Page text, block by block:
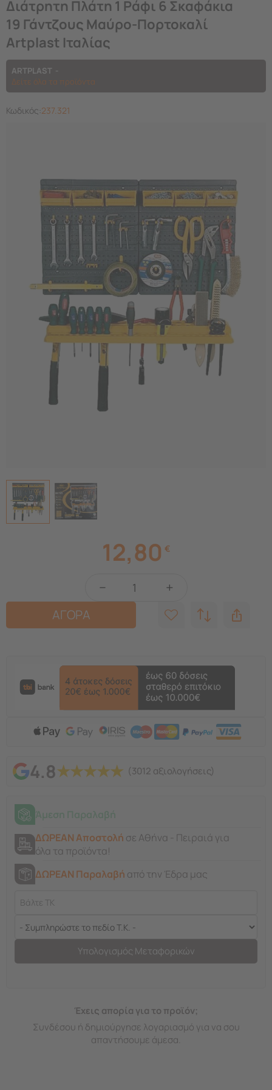
Διάτρητη Πλάτη 1 Ράφι 6 Σκαφάκια
19 Γάντζους Μαύρο-Πορτοκαλί
Artplast Ιταλίας
ARTPLAST
Δείτε όλα τα προϊόντα
Κωδικός:237.321
12,80 €
+
−
ΑΓΟΡΑ
4.8★★★★★ (3012 αξιολογήσεις)
ΔΩΡΕΑΝ Αποστολή σε Αθήνα - Πειραιά για
όλα τα προϊόντα!
ΔΩΡΕΑΝ Παραλαβή από την Έδρα μας
Υπολογισμός Μεταφορικών
Έχεις απορία για το προϊόν;
Συνδέσου ή δημιούργησε λογαριασμό για να σου
απαντήσουμε άμεσα.